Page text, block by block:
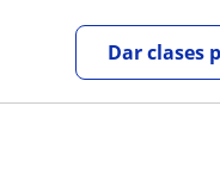
Dar clases